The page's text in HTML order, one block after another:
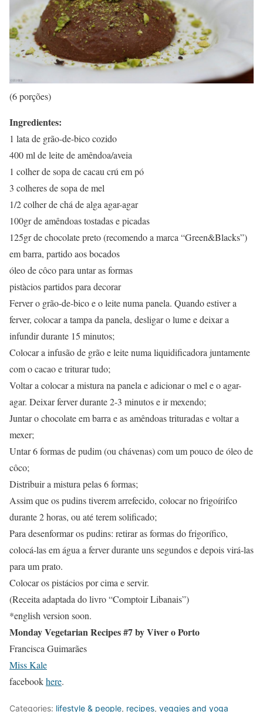
(6 porções)
Ingredientes:
1 lata de grão-de-bico cozido
400 ml de leite de amêndoa/aveia
1 colher de sopa de cacau crú em pó
3 colheres de sopa de mel
1/2 colher de chá de alga agar-agar
100gr de amêndoas tostadas e picadas
125gr de chocolate preto (recomendo a marca “Green&Blacks”)
em barra, partido aos bocados
óleo de côco para untar as formas
pistàcios partidos para decorar
Ferver o grão-de-bico e o leite numa panela. Quando estiver a
ferver, colocar a tampa da panela, desligar o lume e deixar a
infundir durante 15 minutos;
Colocar a infusão de grão e leite numa liquidificadora juntamente
com o cacao e triturar tudo;
Voltar a colocar a mistura na panela e adicionar o mel e o agar-
agar. Deixar ferver durante 2-3 minutos e ir mexendo;
Juntar o chocolate em barra e as amêndoas trituradas e voltar a
mexer;
Untar 6 formas de pudim (ou chávenas) com um pouco de óleo de
côco;
Distribuir a mistura pelas 6 formas;
Assim que os pudins tiverem arrefecido, colocar no frigoírifco
durante 2 horas, ou até terem solificado;
Para desenformar os pudins: retirar as formas do frigorífico,
colocá-las em água a ferver durante uns segundos e depois virá-las
para um prato.
Colocar os pistácios por cima e servir.
(Receita adaptada do livro “Comptoir Libanais”)
*english version soon.
Monday Vegetarian Recipes #7 by Viver o Porto
Francisca Guimarães
Miss Kale
facebookhere.
Categories: lifestyle & people, recipes, veggies and yoga